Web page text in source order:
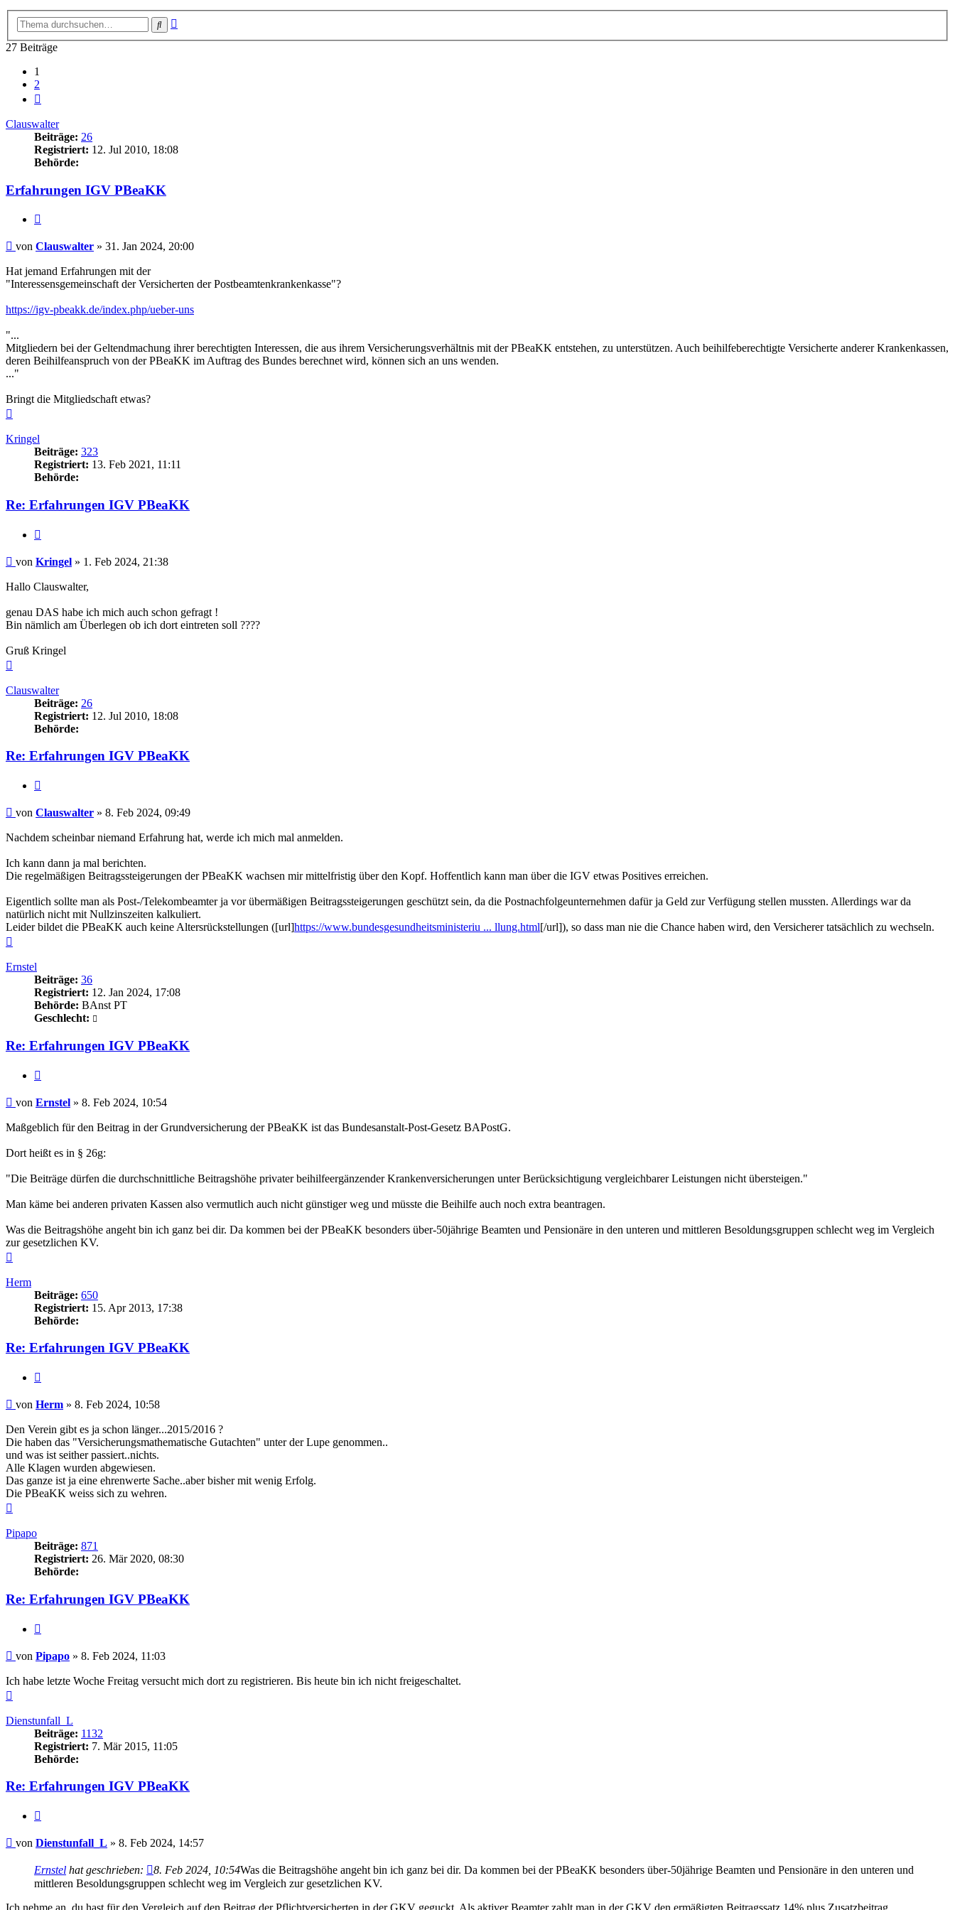
Suche
27 Beiträge
1
2
Clauswalter
Beiträge: 26
Registriert: 12. Jul 2010, 18:08
Behörde:
Erfahrungen IGV PBeaKK
Beitrag
von Clauswalter » 31. Jan 2024, 20:00
Hat jemand Erfahrungen mit der
"Interessensgemeinschaft der Versicherten der Postbeamtenkrankenkasse"?
https://igv-pbeakk.de/index.php/ueber-uns
"...
Mitgliedern bei der Geltendmachung ihrer berechtigten Interessen, die aus ihrem Versicherungsverhältnis mit der PBeaKK entstehen, zu unterstützen. Auch beihilfeberechtigte Versicherte anderer Krankenkassen,
deren Beihilfeanspruch von der PBeaKK im Auftrag des Bundes berechnet wird, können sich an uns wenden.
..."
Bringt die Mitgliedschaft etwas?
Kringel
Beiträge: 323
Registriert: 13. Feb 2021, 11:11
Behörde:
Re: Erfahrungen IGV PBeaKK
Beitrag
von Kringel » 1. Feb 2024, 21:38
Hallo Clauswalter,
genau DAS habe ich mich auch schon gefragt !
Bin nämlich am Überlegen ob ich dort eintreten soll ????
Gruß Kringel
Clauswalter
Beiträge: 26
Registriert: 12. Jul 2010, 18:08
Behörde:
Re: Erfahrungen IGV PBeaKK
Beitrag
von Clauswalter » 8. Feb 2024, 09:49
Nachdem scheinbar niemand Erfahrung hat, werde ich mich mal anmelden.
Ich kann dann ja mal berichten.
Die regelmäßigen Beitragssteigerungen der PBeaKK wachsen mir mittelfristig über den Kopf. Hoffentlich kann man über die IGV etwas Positives erreichen.
Eigentlich sollte man als Post-/Telekombeamter ja vor übermäßigen Beitragssteigerungen geschützt sein, da die Postnachfolgeunternehmen dafür ja Geld zur Verfügung stellen mussten. Allerdings war da
natürlich nicht mit Nullzinszeiten kalkuliert.
Leider bildet die PBeaKK auch keine Altersrückstellungen ([url]https://www.bundesgesundheitsministeriu ... llung.html[/url]), so dass man nie die Chance haben wird, den Versicherer tatsächlich zu wechseln.
Ernstel
Beiträge: 36
Registriert: 12. Jan 2024, 17:08
Behörde: BAnst PT
Geschlecht:
Re: Erfahrungen IGV PBeaKK
Beitrag
von Ernstel » 8. Feb 2024, 10:54
Maßgeblich für den Beitrag in der Grundversicherung der PBeaKK ist das Bundesanstalt-Post-Gesetz BAPostG.
Dort heißt es in § 26g:
"Die Beiträge dürfen die durchschnittliche Beitragshöhe privater beihilfeergänzender Krankenversicherungen unter Berücksichtigung vergleichbarer Leistungen nicht übersteigen."
Man käme bei anderen privaten Kassen also vermutlich auch nicht günstiger weg und müsste die Beihilfe auch noch extra beantragen.
Was die Beitragshöhe angeht bin ich ganz bei dir. Da kommen bei der PBeaKK besonders über-50jährige Beamten und Pensionäre in den unteren und mittleren Besoldungsgruppen schlecht weg im Vergleich
zur gesetzlichen KV.
Herm
Beiträge: 650
Registriert: 15. Apr 2013, 17:38
Behörde:
Re: Erfahrungen IGV PBeaKK
Beitrag
von Herm » 8. Feb 2024, 10:58
Den Verein gibt es ja schon länger...2015/2016 ?
Die haben das "Versicherungsmathematische Gutachten" unter der Lupe genommen..
und was ist seither passiert..nichts.
Alle Klagen wurden abgewiesen.
Das ganze ist ja eine ehrenwerte Sache..aber bisher mit wenig Erfolg.
Die PBeaKK weiss sich zu wehren.
Pipapo
Beiträge: 871
Registriert: 26. Mär 2020, 08:30
Behörde:
Re: Erfahrungen IGV PBeaKK
Beitrag
von Pipapo » 8. Feb 2024, 11:03
Ich habe letzte Woche Freitag versucht mich dort zu registrieren. Bis heute bin ich nicht freigeschaltet.
Dienstunfall_L
Beiträge: 1132
Registriert: 7. Mär 2015, 11:05
Behörde:
Re: Erfahrungen IGV PBeaKK
Beitrag
von Dienstunfall_L » 8. Feb 2024, 14:57
Ernstel hat geschrieben: 8. Feb 2024, 10:54Was die Beitragshöhe angeht bin ich ganz bei dir. Da kommen bei der PBeaKK besonders über-50jährige Beamten und Pensionäre in den unteren und
mittleren Besoldungsgruppen schlecht weg im Vergleich zur gesetzlichen KV.
Ich nehme an, du hast für den Vergleich auf den Beitrag der Pflichtversicherten in der GKV geguckt. Als aktiver Beamter zahlt man in der GKV den ermäßigten Beitragssatz 14% plus Zusatzbeitrag